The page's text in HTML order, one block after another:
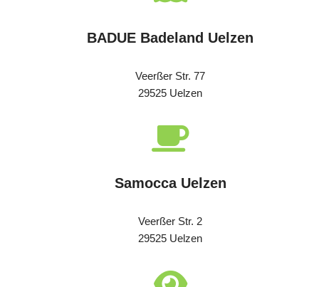
BADUE Badeland Uelzen
Veerßer Str. 77
29525 Uelzen
Samocca Uelzen
Veerßer Str. 2
29525 Uelzen